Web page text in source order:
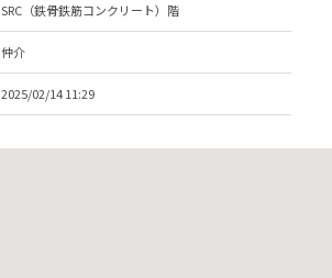
SRC（鉄骨鉄筋コンクリート）階
仲介
2025/02/14 11:29